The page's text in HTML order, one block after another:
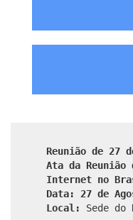
Reunião de 27
Ata da Reunião
Internet no
Data: 27 de
Local:
Sede